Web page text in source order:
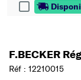
F.BECKER
Réf : 12210015